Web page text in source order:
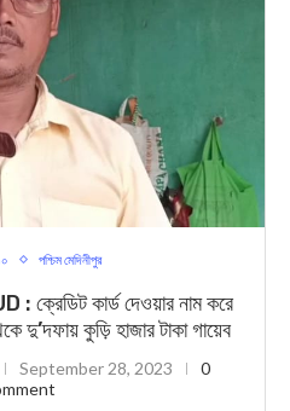
পশ্চিম মেদিনীপুর
কার্ড দেওয়ার নাম করে
দু’দফায় কুড়ি হাজার টাকা গায়েব
September 28, 2023
0